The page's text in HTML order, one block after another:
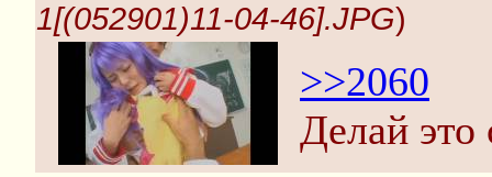
1[(052901)11-04-46].JPG)
>>2060
Делай это